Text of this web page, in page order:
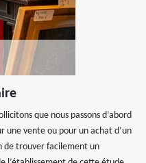
que nous passons d’abord
une vente ou pour un achat d’un
de trouver facilement un